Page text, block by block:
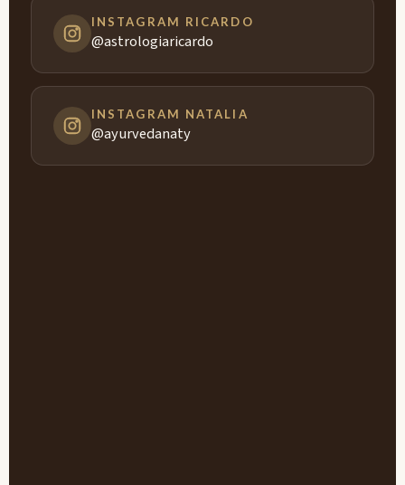
INSTAGRAM RICARDO
@astrologiaricardo
INSTAGRAM NATALIA
@ayurvedanaty